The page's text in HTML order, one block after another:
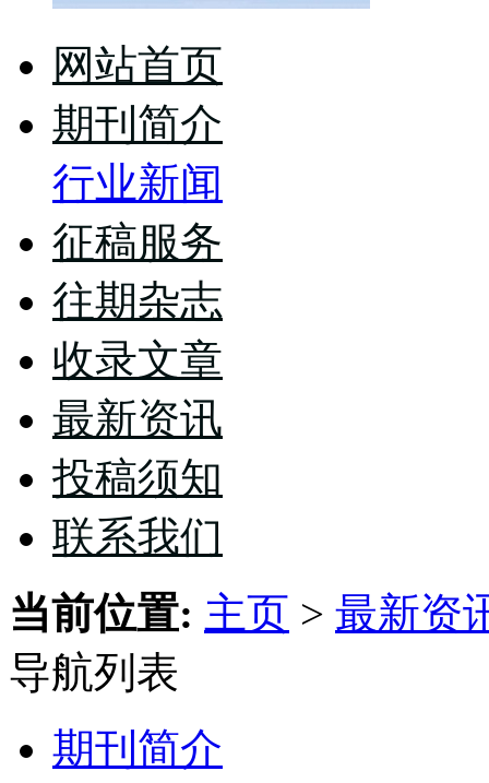
网站首页
期刊简介
行业新闻
征稿服务
往期杂志
收录文章
最新资讯
投稿须知
联系我们
当前位置: 主页 > 最新资
导航列表
期刊简介